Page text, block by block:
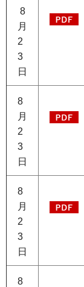
8
月
2
3
日
8
月
2
3
日
8
月
2
3
日
8